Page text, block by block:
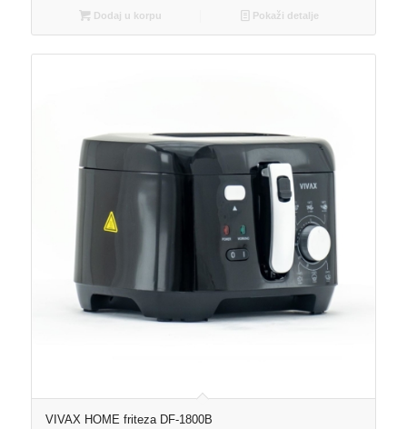
Dodaj u korpu Pokaži detalje
VIVAX HOME friteza DF-1800B